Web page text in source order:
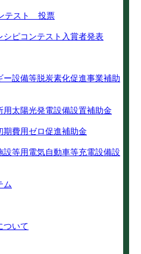
テスト 投票
ピコンテスト入賞者発表
設備等脱炭素化促進事業補助
太陽光発電設備設置補助金
費用ゼロ促進補助金
等用電気自動車等充電設備設
ム
ついて